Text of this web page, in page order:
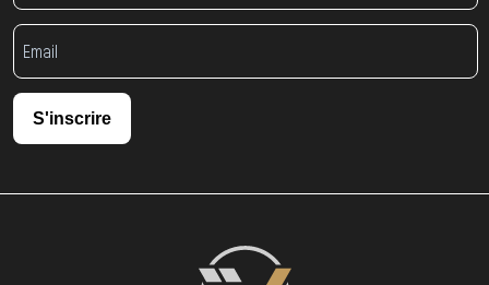
S'inscrire